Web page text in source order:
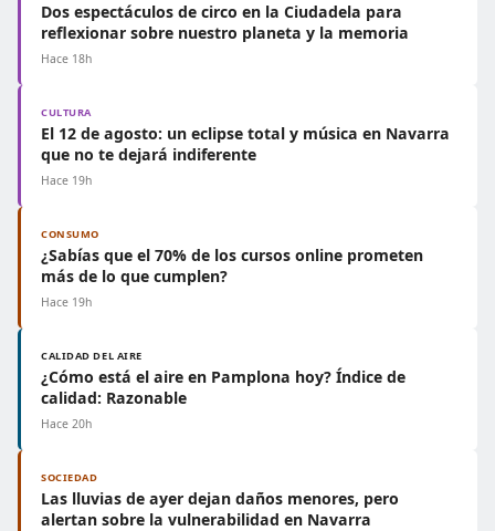
Dos espectáculos de circo en la Ciudadela para
reflexionar sobre nuestro planeta y la memoria
Hace 18h
CULTURA
El 12 de agosto: un eclipse total y música en Navarra
que no te dejará indiferente
Hace 19h
CONSUMO
¿Sabías que el 70% de los cursos online prometen
más de lo que cumplen?
Hace 19h
CALIDAD DEL AIRE
¿Cómo está el aire en Pamplona hoy? Índice de
calidad: Razonable
Hace 20h
SOCIEDAD
Las lluvias de ayer dejan daños menores, pero
alertan sobre la vulnerabilidad en Navarra